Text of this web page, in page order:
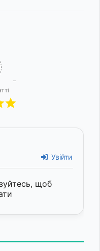
Увійти
щоб